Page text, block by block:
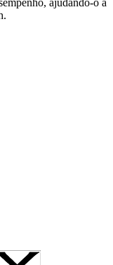
ajudando-o a